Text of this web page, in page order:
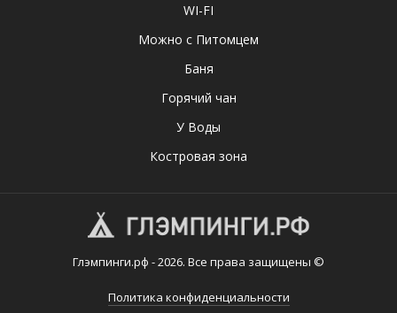
WI-FI
Можно с Питомцем
Баня
Горячий чан
У Воды
Костровая зона
Глэмпинги.рф - 2026. Все права защищены ©
Политика конфиденциальности